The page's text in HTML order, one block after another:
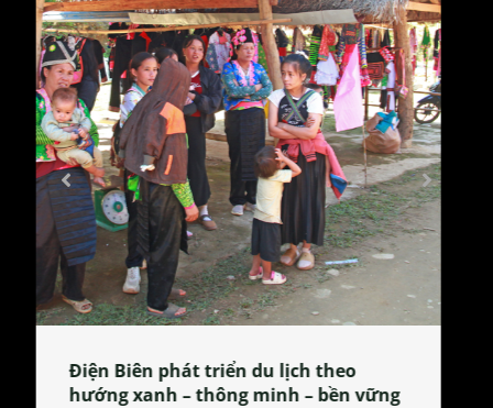
Làng làm bánh tẻ Phú Nhi – nơi lan
tỏa đặc sản xứ Đoài